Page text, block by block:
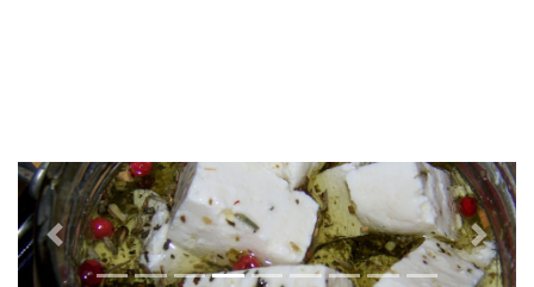
Previous Next